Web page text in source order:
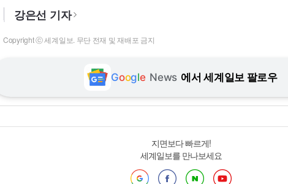
강은선 기자
Copyright ⓒ 세계일보. 무단 전재 및 재배포 금지
Google News 에서 세계일보 팔로우
지면보다 빠르게!
세계일보를 만나보세요